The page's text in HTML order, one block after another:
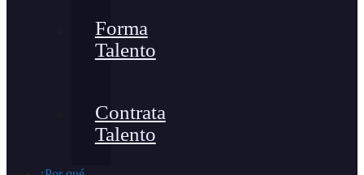
Forma
Talento
Contrata
Talento